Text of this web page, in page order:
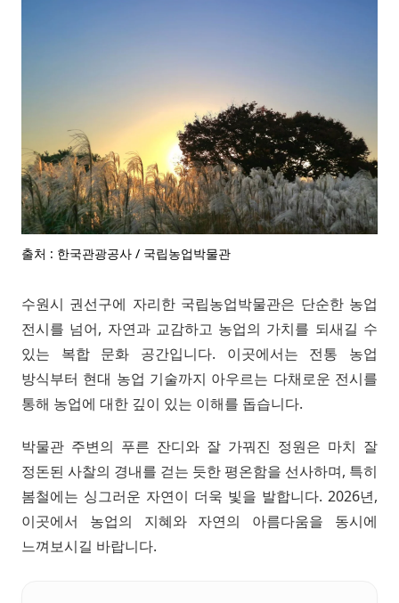
출처 : 한국관광공사 / 국립농업박물관
수원시 권선구에 자리한 국립농업박물관은 단순한 농업
전시를 넘어, 자연과 교감하고 농업의 가치를 되새길 수
있는 복합 문화 공간입니다. 이곳에서는 전통 농업
방식부터 현대 농업 기술까지 아우르는 다채로운 전시를
통해 농업에 대한 깊이 있는 이해를 돕습니다.
박물관 주변의 푸른 잔디와 잘 가꿔진 정원은 마치 잘
정돈된 사찰의 경내를 걷는 듯한 평온함을 선사하며, 특히
봄철에는 싱그러운 자연이 더욱 빛을 발합니다. 2026년,
이곳에서 농업의 지혜와 자연의 아름다움을 동시에
느껴보시길 바랍니다.